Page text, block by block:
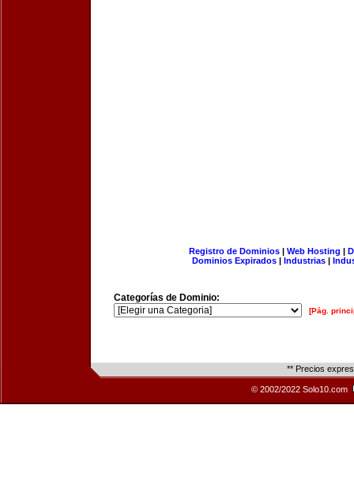
Registro de Dominios| Web Hosting |
Dominios Expirados | Industrias |
Categorías de Dominio:
[Pág.
** Precios
© 2002/2022 Solo10.com